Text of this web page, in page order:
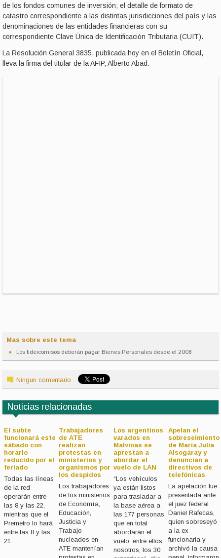
de los fondos comunes de inversión; el detalle de formato de
catastro correspondiente a las distintas jurisdicciones del país y las
denominaciones de las entidades financieras con su
correspondiente Clave Única de Identificación Tributaria (CUIT).
La Resolución General 3835, publicada hoy en el Boletín Oficial,
lleva la firma del titular de la AFIP, Alberto Abad.
Mas sobre este tema
Los fideicomisos deberán pagar Bienes Personales desde el 2008
Ningun comentario
Noticias relacionadas
El subte
funcionará este
sábado con
horario
reducido por el
feriado
Todas las líneas
de la red
operarán entre
las 8 y las 22,
mientras que el
Premetro lo hará
entre las 8 y las
21.
Trabajadores
de ATE
realizan
protestas en
ministerios y
organismos por
los despidos
Los trabajadores
de los ministerios
de Economía,
Educación,
Justicia y
Trabajo
nucleados en
ATE mantenían
Los argentinos
varados en
Malvinas se
aprestan a
abordar el
vuelo de LAN
“Los vehículos
ya están listos
para trasladar a
la base aérea a
las 177 personas
que en total
abordarán el
vuelo, entre ellos
nosotros, los 30
Apelan el
sobreseimiento
de María Julia
Alsogaray y
denuncian a
directivos de
telefónicas
La apelación fue
presentada ante
el juez federal
Daniel Rafecas,
quien sobreseyó
a la ex
funcionaria y
archivó la causa